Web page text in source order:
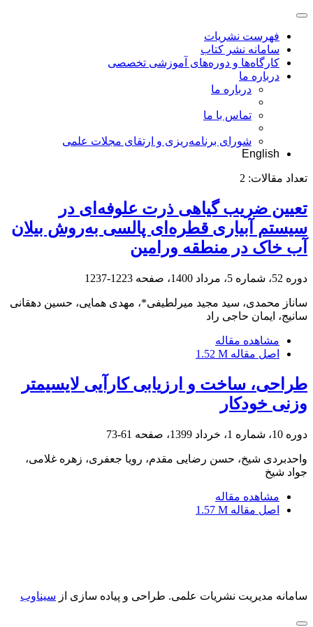
فهرست نشریات
سامانه نشر کتاب
کارگاه‌ها و دوره‌های آموزشی تخصصی
درباره ما
درباره ما
تماس با ما
شورای برنامه‌ریزی و ارتقای مجلات علمی
English
تعداد مقالات: 2
تعیین ضریب گیاهی ذرت علوفه‌ای در
سیستم آبیاری قطره‌ای پالسی به‌روش بیلان
آب خاک در منطقه ورامین
دوره 52، شماره 5، مرداد 1400، صفحه 1223-1237
ساناز محمدی، سید مجید میرلطیفی*، مهدی همایی، حسین دهقانی
سانیج، ایمان حاجی راد
مشاهده مقاله
اصل مقاله 1.52 M
طراحی، ساخت و ارزیابی کارآیی لایسیمتر
وزنی خودکار
دوره 10، شماره 1، خرداد 1399، صفحه 61-73
واحدبردی شیخ، حسن رضایی مقدم، رویا جعفری، زهره غلامی،
جواد شیخ
مشاهده مقاله
اصل مقاله 1.57 M
سامانه مدیریت نشریات علمی. طراحی و پیاده سازی از سیناوب